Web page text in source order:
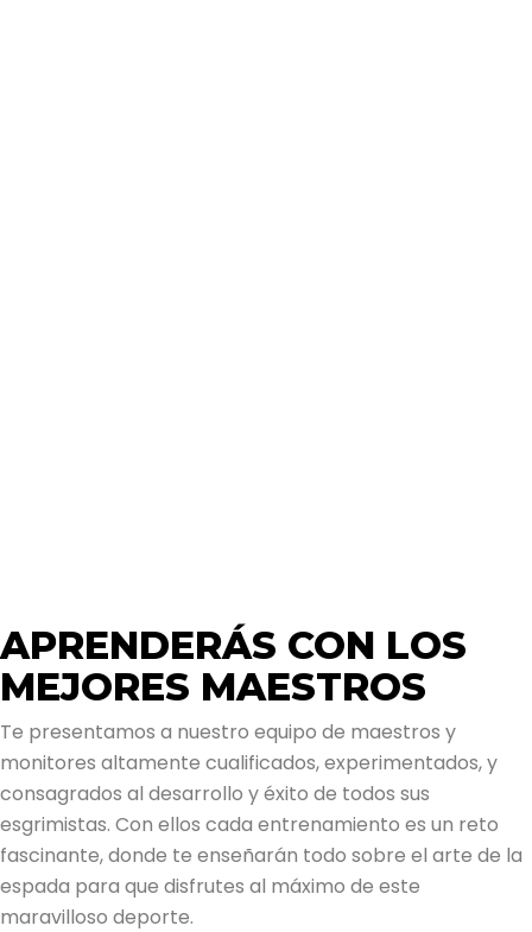
APRENDERÁS CON LOS
MEJORES MAESTROS
Te presentamos a nuestro equipo de maestros y
monitores altamente cualificados, experimentados, y
consagrados al desarrollo y éxito de todos sus
esgrimistas. Con ellos cada entrenamiento es un reto
fascinante, donde te enseñarán todo sobre el arte de la
espada para que disfrutes al máximo de este
maravilloso deporte.